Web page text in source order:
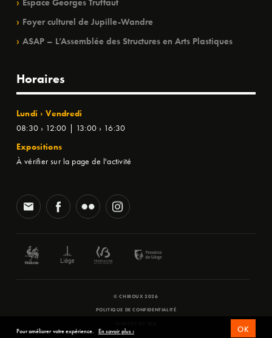
Espace Georges Truffaut
Foyer culturel de Jupille-Wandre
ASAP – L’Assemblée des Structures en Arts Plastiques
Horaires
Lundi › Vendredi
08:30 › 12:00 | 13:00 › 16:30
Expositions
À vérifier sur la page de l'activité
© CHIROUX 2026
POLITIQUE DE CONFIDENTIALITÉ
Pour améliorer votre expérience. En savoir plus › OK